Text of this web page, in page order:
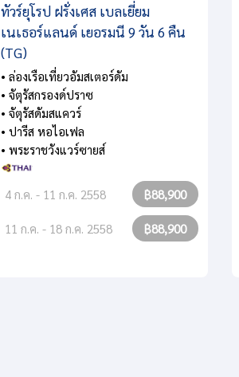
ทัวร์ยุโรป ฝรั่งเศส เบลเยี่ยม
เนเธอร์แลนด์ เยอรมนี 9 วัน 6 คืน
(TG)
• ล่องเรือเที่ยวอัมสเตอร์ดัม
• จัตุรัสกรองด์ปราซ
• จัตุรัสดัมสแควร์
• ปารีส หอไอเฟล
• พระราชวังแวร์ซายส์
4 ก.ค. - 11 ก.ค. 2558 ฿88,900
11 ก.ค. - 18 ก.ค. 2558 ฿88,900